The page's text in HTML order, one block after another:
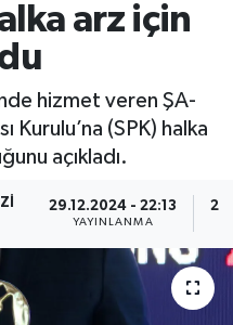
arz için
hizmet veren ŞA-
Kurulu’na (SPK) halka
açıkladı.
29.12.2024 - 22:13
YAYINLANMA
ve Fikstür